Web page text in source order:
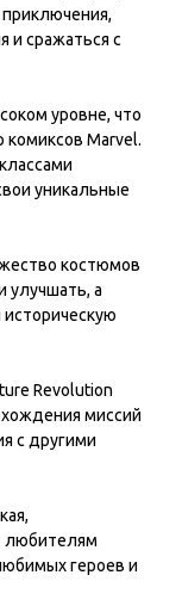
и сражаться с
уровне, что
комиксов Marvel.
уникальные
костюмов
улучшать, а
Revolution
миссий
с другими
любителям
героев и